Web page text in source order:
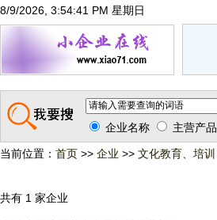
8/9/2026, 3:54:41 PM 星期日
企业名称 主营产品
当前位置： 首页 >> 企业 >> 文化教育、培训
共有 1 家企业